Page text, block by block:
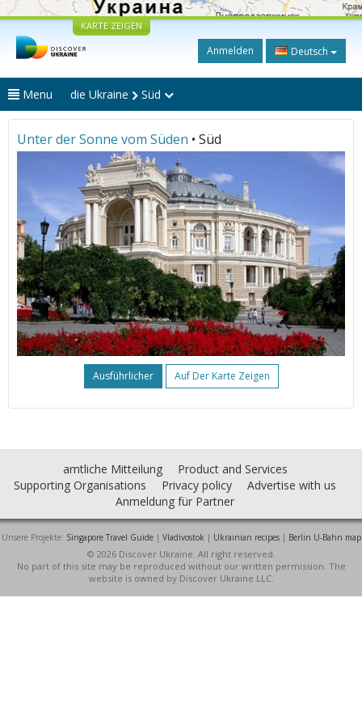
KARTE ZEIGEN
Anmelden Deutsch
Menu die Ukraine Süd
Unter der Sonne vom Süden • Süd
Ausführlicher Auf Der Karte Zeigen
amtliche Mitteilung
Product and Services
Supporting Organisations
Privacy policy
Advertise with us
Anmeldung für Partner
Unsere Projekte: Singapore Travel Guide| Vladivostok | Ukrainian recipes| Berlin U-Bahn map
© 2026 Discover Ukraine. All right reserved.
No part of this site may be reproduced without our written permission. The
website is owned by Discover Ukraine LLC.